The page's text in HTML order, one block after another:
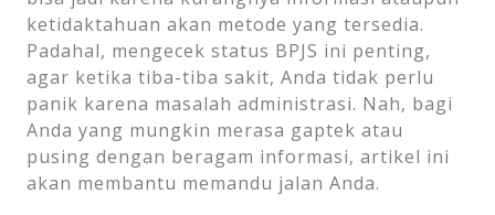
ketidaktahuan akan metode yang tersedia.
Padahal, mengecek status BPJS ini penting,
agar ketika tiba-tiba sakit, Anda tidak perlu
panik karena masalah administrasi. Nah, bagi
Anda yang mungkin merasa gaptek atau
pusing dengan beragam informasi, artikel ini
akan membantu memandu jalan Anda.